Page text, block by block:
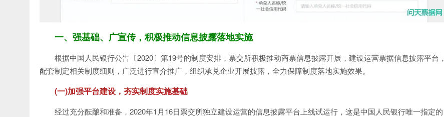
一、强基础、广宣传，积极推动信息披露落地实施
根据中国人民银行公告〔2020〕第19号的制度安排，票交所积极推动商票信息披露开展，建设运营票据信息披露平台，
配套制定相关制度细则，广泛进行宣介推广，组织承兑企业开展披露，全力保障制度落地实施效果。
(一)加强平台建设，夯实制度实施基础
经过充分酝酿和准备，2020年1月16日票交所独立建设运营的信息披露平台上线试运行，这是中国人民银行唯一指定的